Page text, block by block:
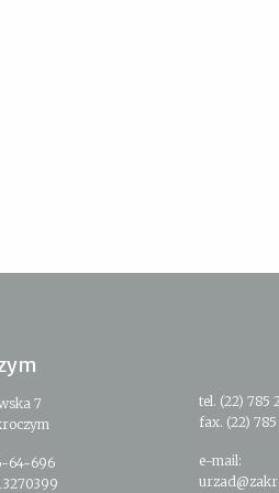
7
64-696
tel. (22) 785
fax. (22)
e-mail: